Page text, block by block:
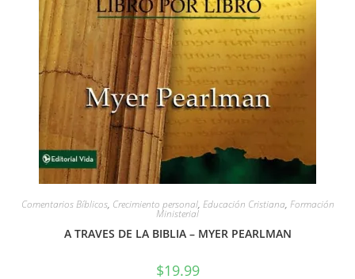
Comentarios Bíblicos, Crecimiento personal, Educación Cristiana, Formación
Ministerial
A TRAVES DE LA BIBLIA – MYER PEARLMAN
$19.99